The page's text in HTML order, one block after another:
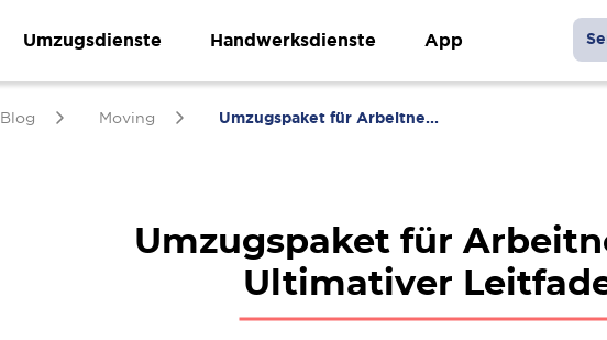
Umzugsdienste Handwerksdienste App
Blog Moving Umzugspaket für Arbeitne...
Umzugspaket für
Ultimativer